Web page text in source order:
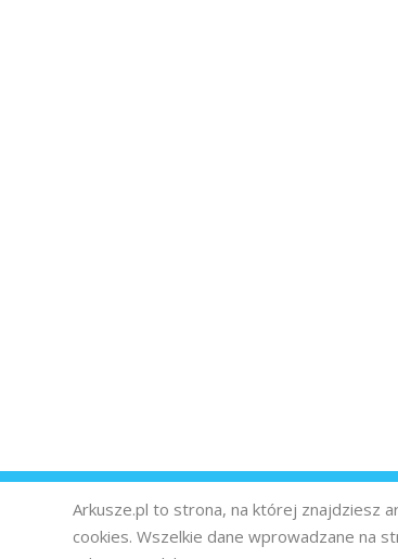
Arkusze.pl to strona, na której znajdziesz
cookies. Wszelkie dane wprowadzane na